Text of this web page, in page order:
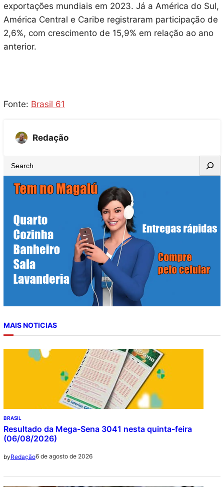
exportações mundiais em 2023. Já a América do Sul,
América Central e Caribe registraram participação de
2,6%, com crescimento de 15,9% em relação ao ano
anterior.
Fonte: Brasil 61
Redação
e
MAIS NOTICIAS
BRASIL
Resultado da Mega-Sena 3041 nesta quinta-feira
(06/08/2026)
byRedação6 de agosto de 2026